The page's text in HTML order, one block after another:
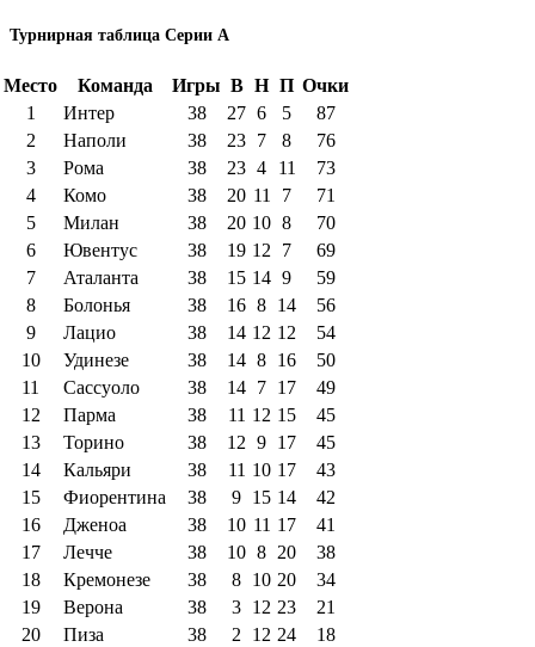
Турнирная таблица Серии А
Место Команда Игры В Н П Очки
1
Интер 38 27 6 5
87
2
Наполи 38 23 7 8
76
3
Рома 38 23 4 11
73
4
Комо 38 20 11 7
71
5
Милан 38 20 10 8
70
6
Ювентус 38 19 12 7
69
7
Аталанта 38 15 14 9
59
8
Болонья 38 16 8 14
56
9
Лацио 38 14 12 12
54
10
Удинезе 38 14 8 16
50
11
Сассуоло 38 14 7 17
49
12
Парма 38 11 12 15
45
13
Торино 38 12 9 17
45
14
Кальяри 38 11 10 17
43
15
Фиорентина 38 9 15 14
42
16
Дженоа 38 10 11 17
41
17
Лечче 38 10 8 20
38
18
Кремонезе 38 8 10 20
34
19
Верона 38 3 12 23
21
20
Пиза 38 2 12 24
18